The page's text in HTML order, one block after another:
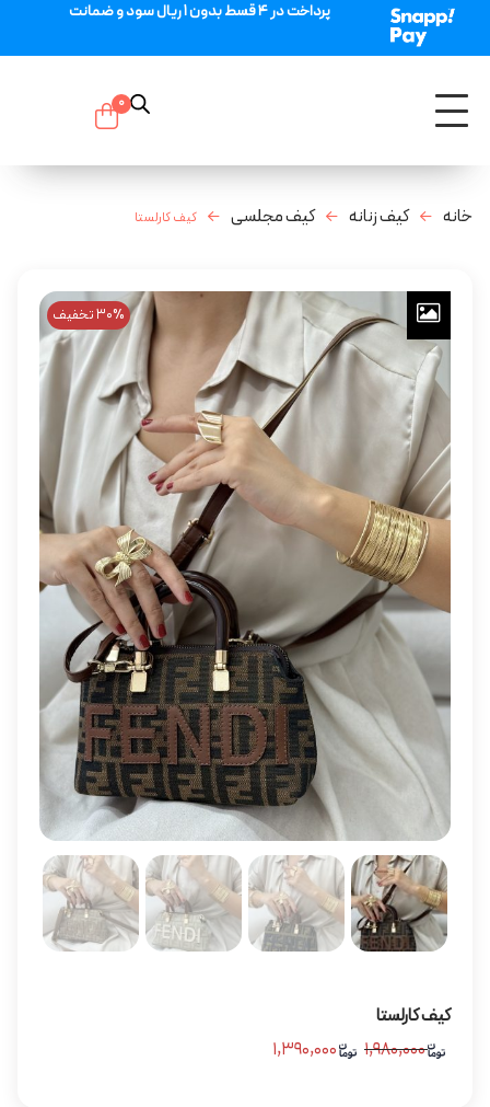
پرداخت در 4 قسط بدون 1 ریال سود و ضمانت
0
خانه کیف زنانه کیف مجلسی کیف کارلستا
30% تخفیف
کیف کارلستا
۱,۹۸۰,۰۰۰